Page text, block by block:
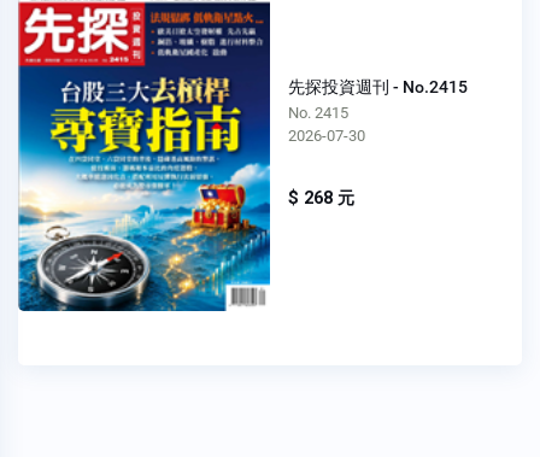
先探投資週刊 - No.2415
No. 2415
2026-07-30
$ 268 元